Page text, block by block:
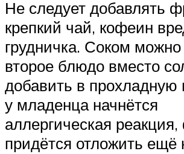
Не следует добавлять
крепкий чай, кофеин
грудничка. Соком
второе блюдо вместо
добавить в прохладную
у младенца начнётся
аллергическая реакция,
придётся отложить ещё